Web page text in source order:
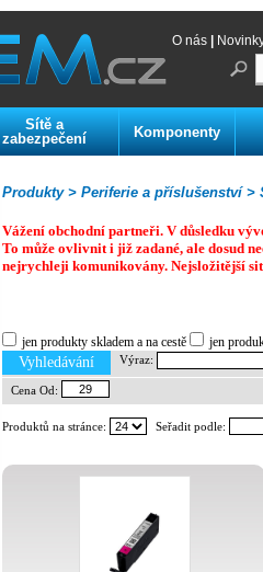
O nás
Sítě a
zabezpečení
Komponenty
Periferie a příslušenství >
Produkty >
Vážení obchodní partneři. V důsledku
To může ovlivnit i již zadané, ale dosud
nejrychleji komunikovány. Nejsložitější
jen produkty skladem a na cestě jen
Vyhledávání Výraz:
Cena Od:
Produktů na stránce: Seřadit podle: